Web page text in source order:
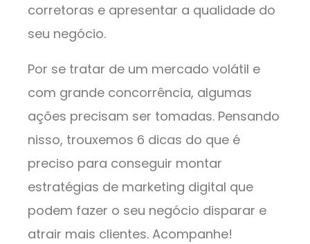
corretoras e apresentar a qualidade do
seu negócio.
Por se tratar de um mercado volátil e
com grande concorrência, algumas
ações precisam ser tomadas. Pensando
nisso, trouxemos 6 dicas do que é
preciso para conseguir montar
estratégias de marketing digital que
podem fazer o seu negócio disparar e
atrair mais clientes. Acompanhe!